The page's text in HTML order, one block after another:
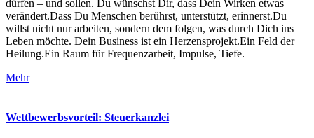
dürfen – und sollen. Du wünschst Dir, dass Dein Wirken etwas
verändert.Dass Du Menschen berührst, unterstützt, erinnerst.Du
willst nicht nur arbeiten, sondern dem folgen, was durch Dich ins
Leben möchte. Dein Business ist ein Herzensprojekt.Ein Feld der
Heilung.Ein Raum für Frequenzarbeit, Impulse, Tiefe.
Mehr
Wettbewerbsvorteil: Steuerkanzlei